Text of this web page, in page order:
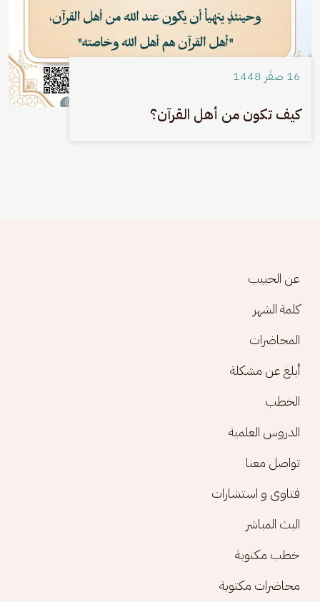
16 صفَر 1448
كيف تكون من أهل القرآن؟
Footer menu
عن الحبيب
كلمة الشهر
المحاضرات
أبلغ عن مشكلة
الخطب
الدروس العلمية
تواصل معنا
فتاوى و استشارات
البث المباشر
خطب مكتوبة
محاضرات مكتوبة